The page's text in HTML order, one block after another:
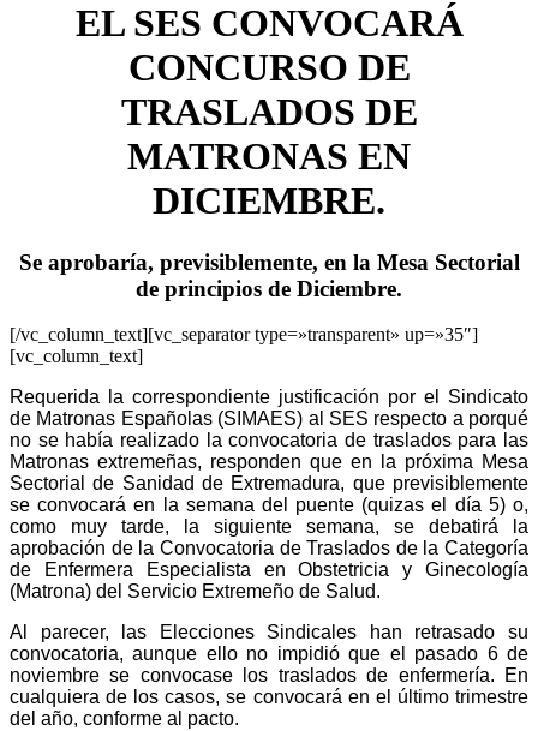
EL SES CONVOCARÁ
CONCURSO DE
TRASLADOS DE
MATRONAS EN
DICIEMBRE.
Se aprobaría, previsiblemente, en la Mesa Sectorial
de principios de Diciembre.
[/vc_column_text][vc_separator type=»transparent» up=»35″]
[vc_column_text]
Requerida la correspondiente justificación por el Sindicato
de Matronas Españolas (SIMAES) al SES respecto a porqué
no se había realizado la convocatoria de traslados para las
Matronas extremeñas, responden que en la próxima Mesa
Sectorial de Sanidad de Extremadura, que previsiblemente
se convocará en la semana del puente (quizas el día 5) o,
como muy tarde, la siguiente semana, se debatirá la
aprobación de la Convocatoria de Traslados de la Categoría
de Enfermera Especialista en Obstetricia y Ginecología
(Matrona) del Servicio Extremeño de Salud.
Al parecer, las Elecciones Sindicales han retrasado su
convocatoria, aunque ello no impidió que el pasado 6 de
noviembre se convocase los traslados de enfermería. En
cualquiera de los casos, se convocará en el último trimestre
del año, conforme al pacto.